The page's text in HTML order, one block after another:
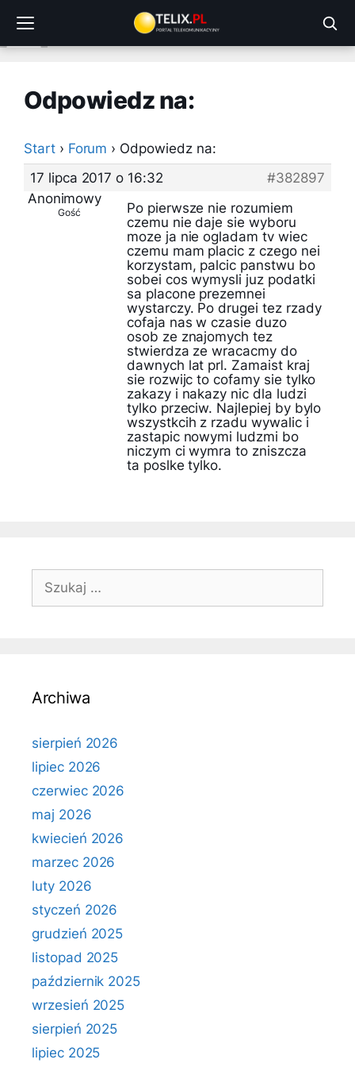
treści
Odpowiedz na:
Start › Forum › Odpowiedz na:
17 lipca 2017 o 16:32
#382897
Anonimowy
Gość
Po pierwsze nie rozumiem
czemu nie daje sie wyboru
moze ja nie ogladam tv wiec
czemu mam placic z czego nei
korzystam, palcic panstwu bo
sobei cos wymysli juz podatki
sa placone prezemnei
wystarczy. Po drugei tez rzady
cofaja nas w czasie duzo
osob ze znajomych tez
stwierdza ze wracacmy do
dawnych lat prl. Zamaist kraj
sie rozwijc to cofamy sie tylko
zakazy i nakazy nic dla ludzi
tylko przeciw. Najlepiej by bylo
wszystkcih z rzadu wywalic i
zastapic nowymi ludzmi bo
niczym ci wymra to zniszcza
ta poslke tylko.
Szukaj:
Archiwa
sierpień 2026
lipiec 2026
czerwiec 2026
maj 2026
kwiecień 2026
marzec 2026
luty 2026
styczeń 2026
grudzień 2025
listopad 2025
październik 2025
wrzesień 2025
sierpień 2025
lipiec 2025